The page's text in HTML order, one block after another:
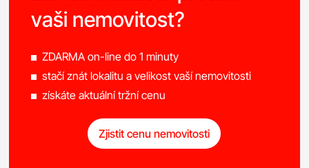
vaši nemovitost?
ZDARMA on-line do 1 minuty
stačí znát lokalitu a velikost vaší nemovitosti
získáte aktuální tržní cenu
Zjistit cenu nemovitosti